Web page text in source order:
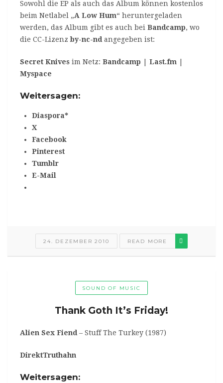
Sowohl die EP als auch das Album können kostenlos
beim Netlabel „A Low Hum“ heruntergeladen
werden, das Album gibt es auch bei Bandcamp, wo
die CC-Lizenzby-nc-nd angegeben ist:
Secret Knives im Netz: Bandcamp | Last.fm |
Myspace
Weitersagen:
Diaspora*
X
Facebook
Pinterest
Tumblr
E-Mail
24. DEZEMBER 2010 READ MORE
SOUND OF MUSIC
Thank Goth It’s Friday!
Alien Sex Fiend – Stuff The Turkey (1987)
DirektTruthahn
Weitersagen: